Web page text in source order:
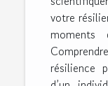
votre
résilience